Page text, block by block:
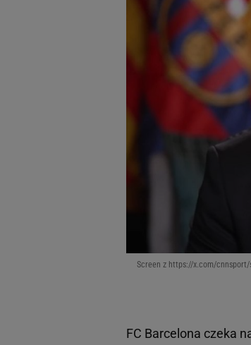
Screen z https://x.com/
FC Barcelona czeka